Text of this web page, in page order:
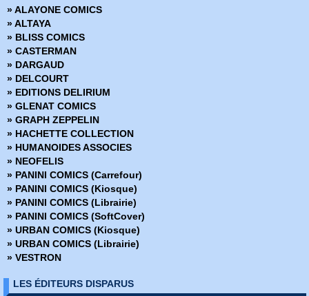
› Star Wars - 24
› Star Wars - 25
Star Wars - 26
› Star Wars - 27
› Star Wars - 28
› Star Wars - 29
› Star Wars - 30
› Star Wars - 31
› Star Wars - 32
› Star Wars - 33
› Star Wars - 34
› Star Wars - 35
› Star Wars - 36
› Star Wars - 37
› Star Wars - 38
› Star Wars - 39
› Star Wars - 40
› Star Wars - 41
› Star Wars - 42
› Star Wars - 44
» ALAYONE COMICS
» ALTAYA
» BLISS COMICS
» CASTERMAN
» DARGAUD
» DELCOURT
» EDITIONS DELIRIUM
» GLENAT COMICS
» GRAPH ZEPPELIN
» HACHETTE COLLECTION
» HUMANOIDES ASSOCIES
» NEOFELIS
» PANINI COMICS (Carrefour)
» PANINI COMICS (Kiosque)
» PANINI COMICS (Librairie)
» PANINI COMICS (SoftCover)
» URBAN COMICS (Kiosque)
» URBAN COMICS (Librairie)
» VESTRON
LES ÉDITEURS DISPARUS